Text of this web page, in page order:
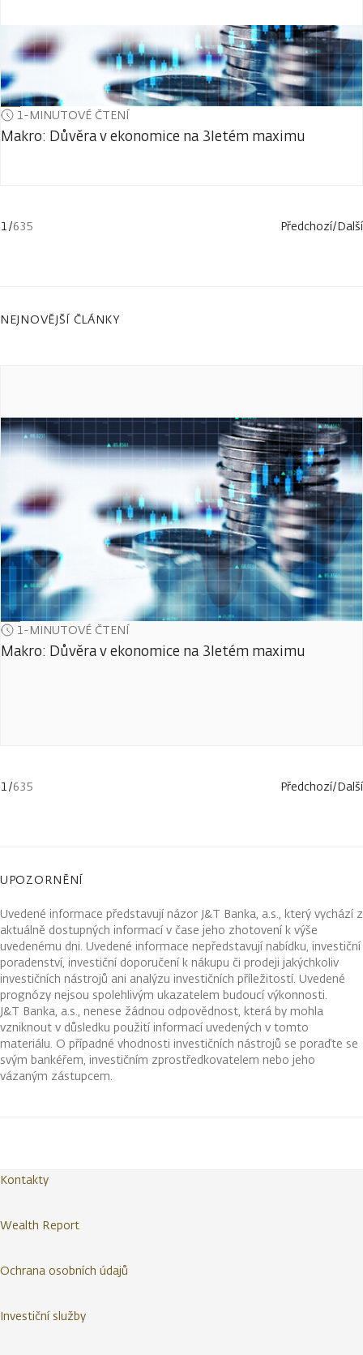
1-MINUTOVÉ ČTENÍ
Makro: Důvěra v ekonomice na 3letém maximu
1/635 Předchozí/Další
NEJNOVĚJŠÍ ČLÁNKY
1-MINUTOVÉ ČTENÍ
Makro: Důvěra v ekonomice na 3letém maximu
1/635 Předchozí/Další
UPOZORNĚNÍ
Uvedené informace představují názor J&T Banka, a.s., který vychází z
aktuálně dostupných informací v čase jeho zhotovení k výše
uvedenému dni. Uvedené informace nepředstavují nabídku, investiční
poradenství, investiční doporučení k nákupu či prodeji jakýchkoliv
investičních nástrojů ani analýzu investičních příležitostí. Uvedené
prognózy nejsou spolehlivým ukazatelem budoucí výkonnosti.
J&T Banka, a.s., nenese žádnou odpovědnost, která by mohla
vzniknout v důsledku použití informací uvedených v tomto
materiálu. O případné vhodnosti investičních nástrojů se poraďte se
svým bankéřem, investičním zprostředkovatelem nebo jeho
vázaným zástupcem.
Kontakty
Wealth Report
Ochrana osobních údajů
Investiční služby